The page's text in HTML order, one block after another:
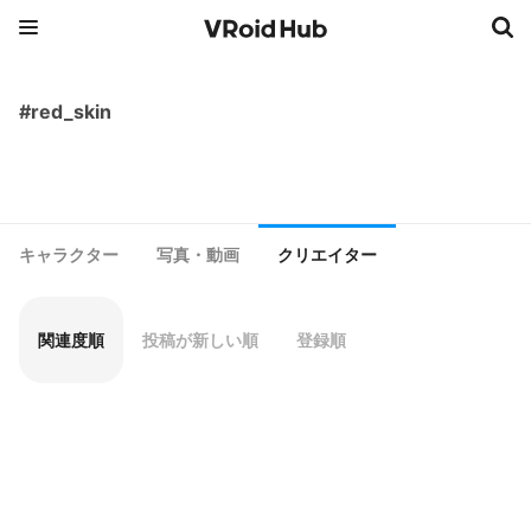
#red_skin
キャラクター 写真・動画 クリエイター
関連度順 投稿が新しい順 登録順